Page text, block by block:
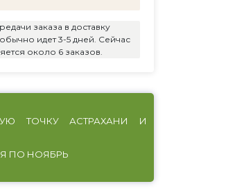
заказа в доставку
идет 3-5 дней. Сейчас
около 6 заказов.
ТОЧКУ АСТРАХАНИ И
ПО НОЯБРЬ